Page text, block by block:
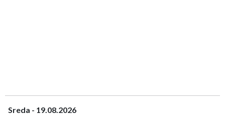
Sreda - 19.08.2026